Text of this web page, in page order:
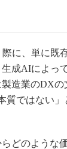
に、単に既
成AIによっ
造業のDXの
質ではない
どのような